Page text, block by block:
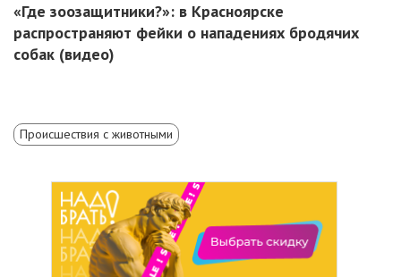
«Где зоозащитники?»: в Красноярске
распространяют фейки о нападениях бродячих
собак (видео)
Происшествия с животными